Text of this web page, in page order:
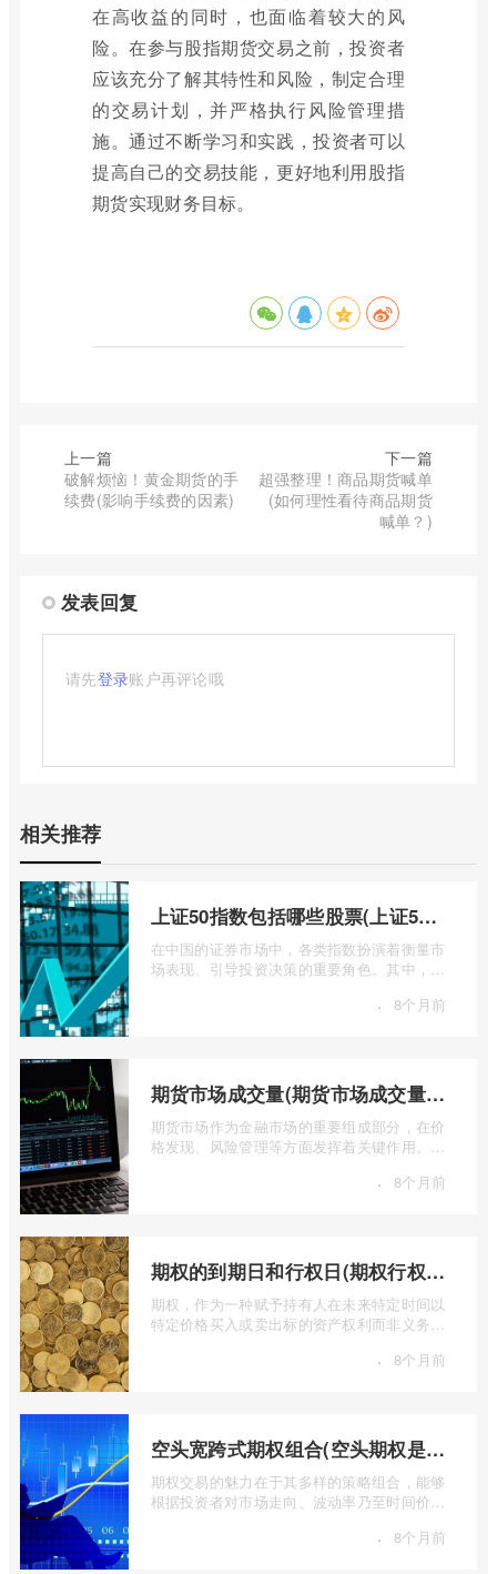
在高收益的同时，也面临着较大的风
险。在参与股指期货交易之前，投资者
应该充分了解其特性和风险，制定合理
的交易计划，并严格执行风险管理措
施。通过不断学习和实践，投资者可以
提高自己的交易技能，更好地利用股指
期货实现财务目标。
上一篇
破解烦恼！黄金期货的手
续费(影响手续费的因素)
下一篇
超强整理！商品期货喊单
(如何理性看待商品期货
喊单？)
发表回复
请先登录账户再评论哦
相关推荐
上证50指数包括哪些股票(上证50指数包含哪些股票)
在中国的证券市场中，各类指数扮演着衡量市
场表现、引导投资决策的重要角色。其中，上
· 8个月前
期货市场成交量(期货市场成交量萎缩)
期货市场作为金融市场的重要组成部分，在价
格发现、风险管理等方面发挥着关键作用。近
· 8个月前
期权的到期日和行权日(期权行权日到期虚值期权都将清零)
期权，作为一种赋予持有人在未来特定时间以
特定价格买入或卖出标的资产权利而非义务的
· 8个月前
空头宽跨式期权组合(空头期权是什么意思)
期权交易的魅力在于其多样的策略组合，能够
根据投资者对市场走向、波动率乃至时间价值
· 8个月前